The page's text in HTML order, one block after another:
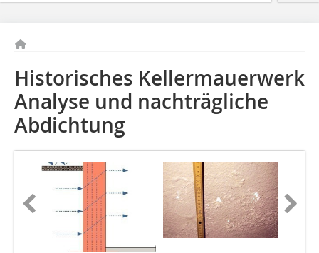
Historisches Kellermauerwerk
Analyse und nachträgliche
Abdichtung